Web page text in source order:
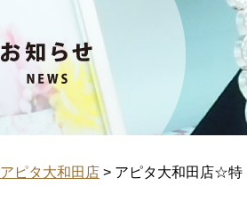
アピタ大和田店 > アピタ大和田店☆特